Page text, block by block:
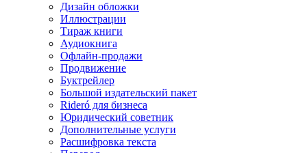
Дизайн обложки
Иллюстрации
Тираж книги
Аудиокнига
Офлайн-продажи
Продвижение
Буктрейлер
Большой издательский пакет
Rideró для бизнеса
Юридический советник
Дополнительные услуги
Расшифровка текста